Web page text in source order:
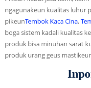
ngagunakeun kualitas luhur
pikeunTembok Kaca Cina,
boga sistem kadali kualitas
produk bisa minuhan sarat
produk urang geus